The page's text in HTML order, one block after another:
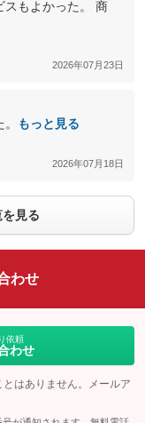
スもよかった。 商
2026年07月23日
もっと見る
2026年07月18日
見る
わせ
依頼
わせ
はありません。メールア